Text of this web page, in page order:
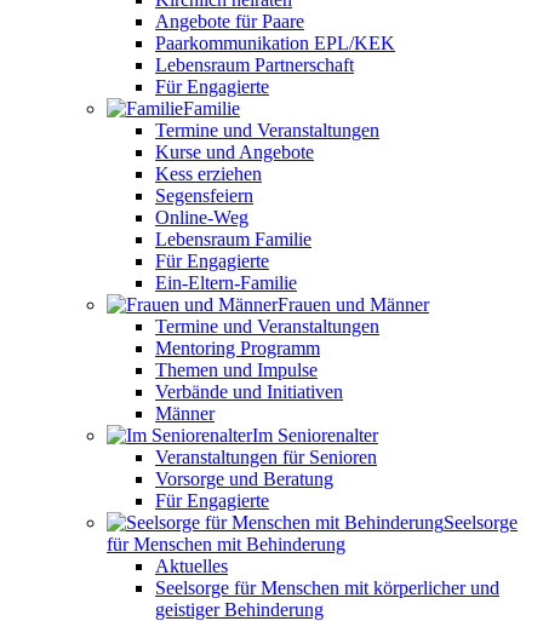
Angebote für Paare
Paarkommunikation EPL/KEK
Lebensraum Partnerschaft
Für Engagierte
Familie
Termine und Veranstaltungen
Kurse und Angebote
Kess erziehen
Segensfeiern
Online-Weg
Lebensraum Familie
Für Engagierte
Ein-Eltern-Familie
Frauen und Männer
Termine und Veranstaltungen
Mentoring Programm
Themen und Impulse
Verbände und Initiativen
Männer
Im Seniorenalter
Veranstaltungen für Senioren
Vorsorge und Beratung
Für Engagierte
Seelsorge
für Menschen mit Behinderung
Aktuelles
Seelsorge für Menschen mit körperlicher und
geistiger Behinderung